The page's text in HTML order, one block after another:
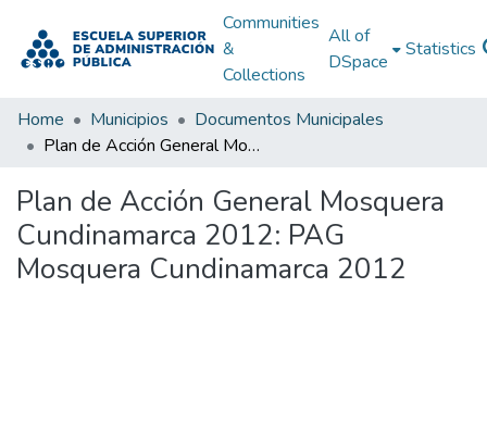
Communities
&
Collections
All of
DSpace
Statistics
Home Municipios
Documentos Municipales
Plan de Acción General Mosquera Cundinamarca 2012: PAG Mosquera Cundinamarca 2012
Plan de Acción General Mosquera
Cundinamarca 2012: PAG
Mosquera Cundinamarca 2012